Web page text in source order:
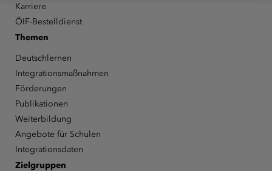
Karriere
ÖIF-Bestelldienst
Themen
Deutschlernen
Integrationsmaßnahmen
Förderungen
Publikationen
Weiterbildung
Angebote für Schulen
Integrationsdaten
Zielgruppen